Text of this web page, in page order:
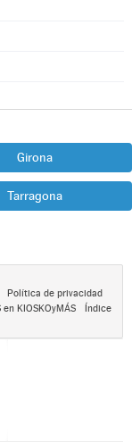
Girona
Tarragona
Política de privacidad
en KIOSKOyMÁS
Índice